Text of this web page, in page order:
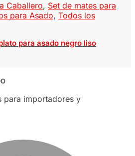
Caballero, Set de mates para
para Asado, Todos los
para asado negro liso
para importadores y